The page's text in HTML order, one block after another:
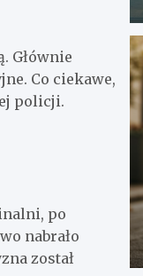
Głównie
Co ciekawe,
policji.
po
nabrało
został